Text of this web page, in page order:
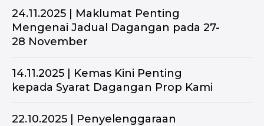
24.11.2025 | Maklumat Penting
Mengenai Jadual Dagangan pada 27-
28 November
14.11.2025 | Kemas Kini Penting
kepada Syarat Dagangan Prop Kami
22.10.2025 | Penyelenggaraan